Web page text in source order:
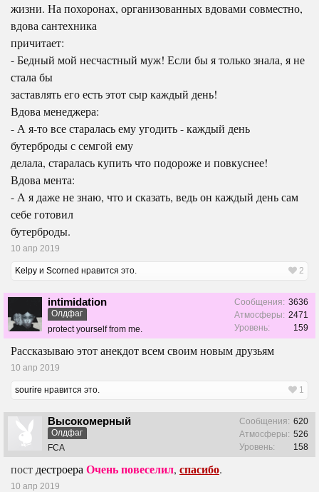
жизни. На похоронах, организованных вдовами совместно,
вдова сантехника
причитает:
- Бедный мой несчастный муж! Если бы я только знала, я не
стала бы
заставлять его есть этот сыр каждый день!
Вдова менеджера:
- А я-то все старалась ему угодить - каждый день
бутерброды с семгой ему
делала, старалась купить что подороже и повкуснее!
Вдова мента:
- А я даже не знаю, что и сказать, ведь он каждый день сам
себе готовил
бутерброды.
10 апр 2019
Kelpy и Scorned нравится это. 2
intimidation
Олдфаг
protect yourself from me.
Сообщения: 3636
Атмосферы: 2471
Уровень:
159
Рассказываю этот анекдот всем своим новым друзьям
10 апр 2019
sourire нравится это. 1
Высокомерный
Олдфаг
FCA
Сообщения: 620
Атмосферы: 526
Уровень:
158
пост дестроера Оченьповеселил, спасибо.
10 апр 2019